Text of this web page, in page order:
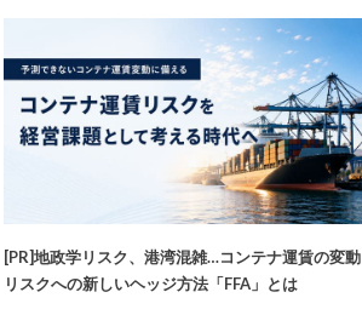
[PR]地政学リスク、港湾混雑…コンテナ運賃の変動
リスクへの新しいヘッジ方法「FFA」とは